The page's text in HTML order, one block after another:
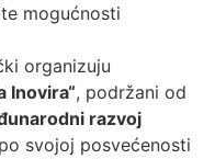
mogućnosti
organizuju
Inovira“, podržani od
razvoj
svojoj posvećenosti